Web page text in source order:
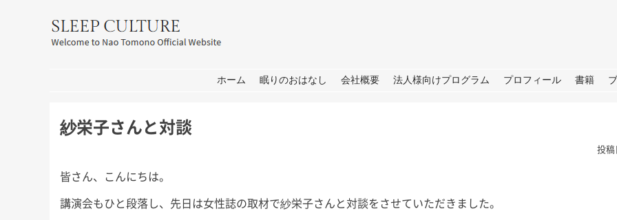
ホーム 眠りのおはなし 会社概要 法人様向けプログラム プロフィール 書籍
紗栄子さんと対談
投
皆さん、こんにちは。
講演会もひと段落し、先日は女性誌の取材で紗栄子さんと対談をさせていただきました。